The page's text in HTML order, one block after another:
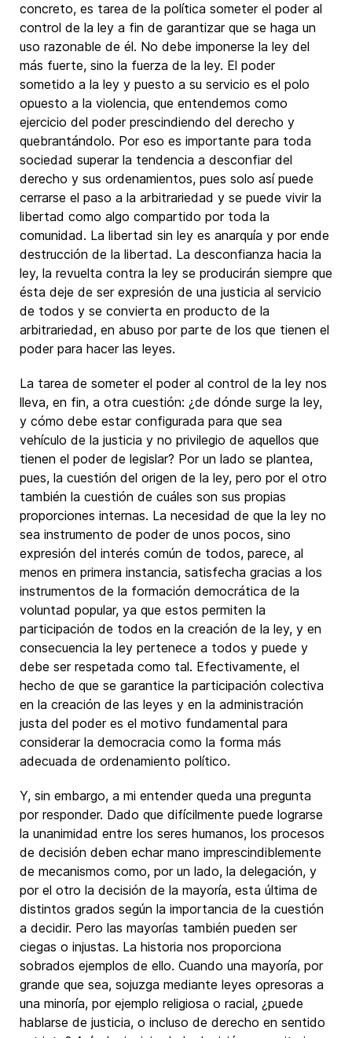
concreto, es tarea de la política someter el poder al
control de la ley a fin de garantizar que se haga un
uso razonable de él. No debe imponerse la ley del
más fuerte, sino la fuerza de la ley. El poder
sometido a la ley y puesto a su servicio es el polo
opuesto a la violencia, que entendemos como
ejercicio del poder prescindiendo del derecho y
quebrantándolo. Por eso es importante para toda
sociedad superar la tendencia a desconfiar del
derecho y sus ordenamientos, pues solo así puede
cerrarse el paso a la arbitrariedad y se puede vivir la
libertad como algo compartido por toda la
comunidad. La libertad sin ley es anarquía y por ende
destrucción de la libertad. La desconfianza hacia la
ley, la revuelta contra la ley se producirán siempre que
ésta deje de ser expresión de una justicia al servicio
de todos y se convierta en producto de la
arbitrariedad, en abuso por parte de los que tienen el
poder para hacer las leyes.
La tarea de someter el poder al control de la ley nos
lleva, en fin, a otra cuestión: ¿de dónde surge la ley,
y cómo debe estar configurada para que sea
vehículo de la justicia y no privilegio de aquellos que
tienen el poder de legislar? Por un lado se plantea,
pues, la cuestión del origen de la ley, pero por el otro
también la cuestión de cuáles son sus propias
proporciones internas. La necesidad de que la ley no
sea instrumento de poder de unos pocos, sino
expresión del interés común de todos, parece, al
menos en primera instancia, satisfecha gracias a los
instrumentos de la formación democrática de la
voluntad popular, ya que estos permiten la
participación de todos en la creación de la ley, y en
consecuencia la ley pertenece a todos y puede y
debe ser respetada como tal. Efectivamente, el
hecho de que se garantice la participación colectiva
en la creación de las leyes y en la administración
justa del poder es el motivo fundamental para
considerar la democracia como la forma más
adecuada de ordenamiento político.
Y, sin embargo, a mi entender queda una pregunta
por responder. Dado que difícilmente puede lograrse
la unanimidad entre los seres humanos, los procesos
de decisión deben echar mano imprescindiblemente
de mecanismos como, por un lado, la delegación, y
por el otro la decisión de la mayoría, esta última de
distintos grados según la importancia de la cuestión
a decidir. Pero las mayorías también pueden ser
ciegas o injustas. La historia nos proporciona
sobrados ejemplos de ello. Cuando una mayoría, por
grande que sea, sojuzga mediante leyes opresoras a
una minoría, por ejemplo religiosa o racial, ¿puede
hablarse de justicia, o incluso de derecho en sentido